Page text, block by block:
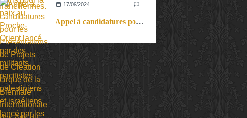
17/09/2024
Appel à candidatures pour les Présentations de Projets de Création cirque de la Biennale Internationale des Arts du Cirque.